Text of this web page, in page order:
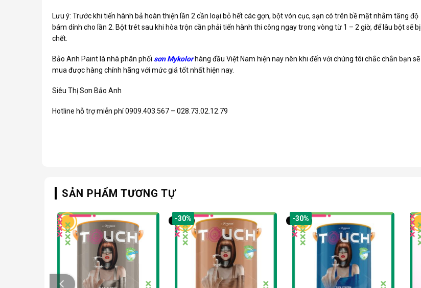
Lưu ý: Trước khi tiến hành bả hoàn thiện lần 2 cần loại bỏ hết các gợn, bột vón cục, sạn có trên bề mặt nhằm tăng độ
bám dính cho lần 2. Bột trét sau khi hòa trộn cần phải tiến hành thi công ngay trong vòng từ 1 – 2 giờ, để lâu bột sẽ bị
chết.
Bảo Anh Paint là nhà phân phối sơn Mykolor hàng đầu Việt Nam hiện nay nên khi đến với chúng tôi chắc chắn bạn sẽ
mua được hàng chính hãng với mức giá tốt nhất hiện nay.
Siêu Thị Sơn Bảo Anh
Hotline hỗ trợ miễn phí 0909.403.567 – 028.73.02.12.79
SẢN PHẨM TƯƠNG TỰ
-30% -30%